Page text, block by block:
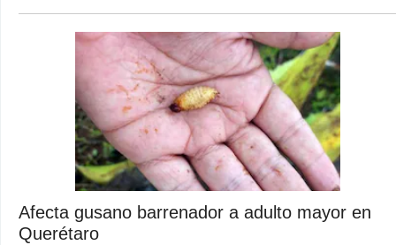
Afecta gusano barrenador a adulto mayor en
Querétaro